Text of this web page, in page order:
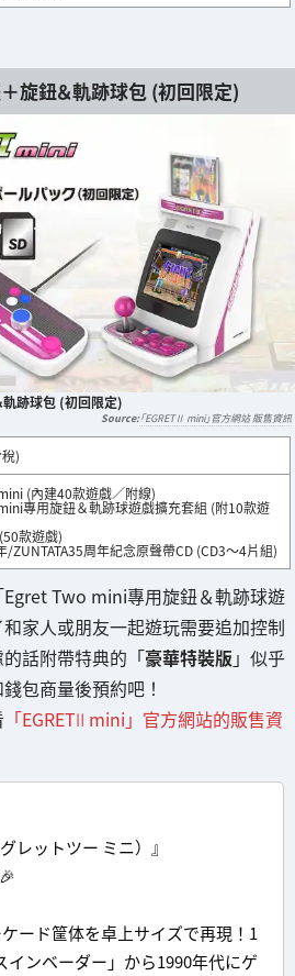
旋鈕＆軌跡球包 (初回限定)
跡球包 (初回限定)
「EGRETⅡ mini」官方網站 販售資訊
)
(內建40款遊戲／附線)
專用旋鈕＆軌跡球遊戲擴充套組 (附10款遊
款遊戲)
/ZUNTATA35周年紀念原聲帶CD (CD3～4片組)
Two mini專用旋鈕＆軌跡球遊
家人或朋友一起遊玩需要追加控制
話附帶特典的「豪華特裝版 」似乎
包商量後預約吧！
「EGRETⅡ mini」官方網站的販售資
レットツー ミニ）』
ード筐体を卓上サイズで再現！1
インベーダー」から1990年代にゲ